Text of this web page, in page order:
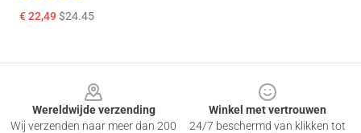
€ 22,49$24.45
Wereldwijde verzending
Wij verzenden naar meer dan 200
Winkel met vertrouwen
24/7 beschermd van klikken tot